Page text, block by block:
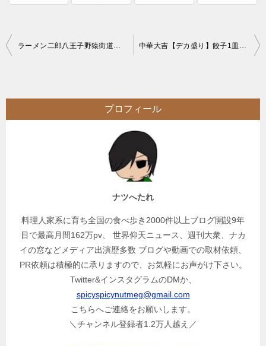
投
ビ
ゲ
ラーメン二郎八王子野猿街道店２【全店比較】二郎ファンに高評価な麺増し対応二郎 中華大吉【デカ盛り】餃子1皿25個入しょうが醤油ラーメン6玉まで無料の大繁盛店
プロフィール
ナツへたれ
料理人家系に育ち全国の食べ歩き2000件以上ブログ開設9年
目で最高月間162万pv、 世界仰天ニュース、週刊大衆、ナカ
イの窓などメディア出演歴多数 ブログや動画での取材依頼、
PR依頼は積極的に承りますので、お気軽にお声がけ下さい。
Twitter&インスタグラムのDMか、
spicyspicynutmeg@gmail.com
こちらへご連絡をお願いします。
＼チャンネル登録者1.2万人越え／